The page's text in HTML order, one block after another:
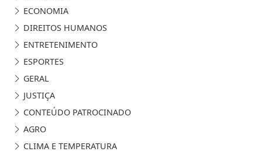
ECONOMIA
DIREITOS HUMANOS
ENTRETENIMENTO
ESPORTES
GERAL
JUSTIÇA
CONTEÚDO PATROCINADO
AGRO
CLIMA E TEMPERATURA